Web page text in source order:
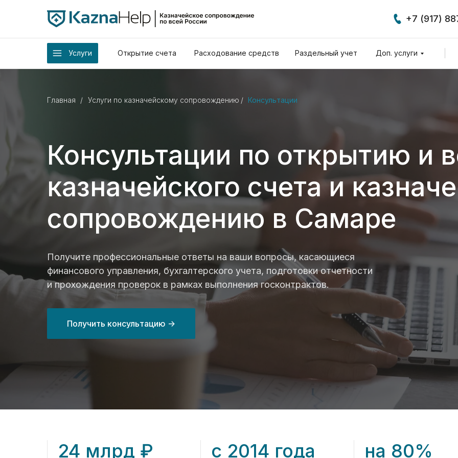
+7 (917)
Услуги Открытие счета Расходование средств Раздельный учет Доп. услуги
Консультации по открытию и
казначейского счета и
сопровождению в Самаре
Получить консультацию ->
Главная Услуги по казначейскому сопровождению
/ Консультации
/
Получите профессиональные ответы на ваши вопросы, касающиеся
финансового управления, бухгалтерского учета, подготовки отчетности
и прохождения проверок в рамках выполнения госконтрактов.
24 млрд ₽ с 2014 года на 80%